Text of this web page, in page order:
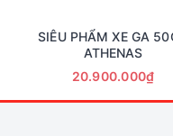
SIÊU PHẨM XE GA
ATHENAS
20.900.000₫